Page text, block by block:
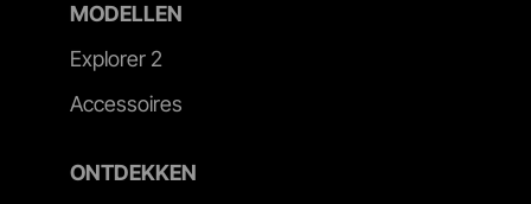
MODELLEN
Explorer 2
Accessoires
ONTDEKKEN